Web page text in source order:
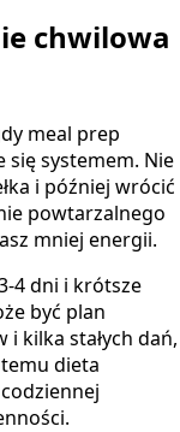
chwilowa
meal prep
się systemem. Nie
i później wrócić
powtarzalnego
mniej energii.
4 dni i krótsze
być plan
kilka stałych dań,
dieta